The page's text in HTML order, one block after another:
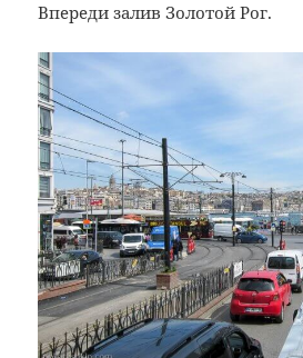
Впереди залив Золотой Рог.